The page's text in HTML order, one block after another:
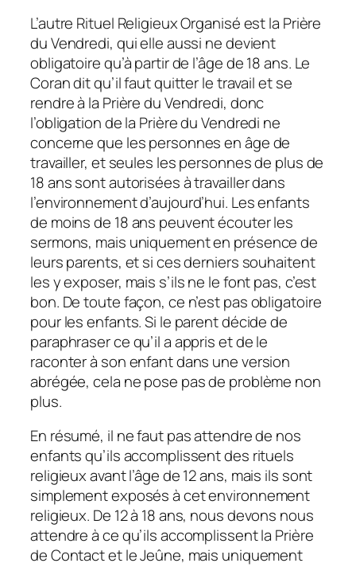
L’autre Rituel Religieux Organisé est la Prière
du Vendredi, qui elle aussi ne devient
obligatoire qu’à partir de l’âge de 18 ans. Le
Coran dit qu’il faut quitter le travail et se
rendre à la Prière du Vendredi, donc
l’obligation de la Prière du Vendredi ne
concerne que les personnes en âge de
travailler, et seules les personnes de plus de
18 ans sont autorisées à travailler dans
l’environnement d’aujourd’hui. Les enfants
de moins de 18 ans peuvent écouter les
sermons, mais uniquement en présence de
leurs parents, et si ces derniers souhaitent
les y exposer, mais s’ils ne le font pas, c’est
bon. De toute façon, ce n’est pas obligatoire
pour les enfants. Si le parent décide de
paraphraser ce qu’il a appris et de le
raconter à son enfant dans une version
abrégée, cela ne pose pas de problème non
plus.
En résumé, il ne faut pas attendre de nos
enfants qu’ils accomplissent des rituels
religieux avant l’âge de 12 ans, mais ils sont
simplement exposés à cet environnement
religieux. De 12 à 18 ans, nous devons nous
attendre à ce qu’ils accomplissent la Prière
de Contact et le Jeûne, mais uniquement